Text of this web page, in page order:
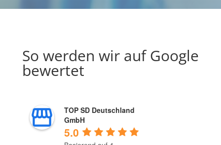
So werden wir auf Google
bewertet
TOP SD Deutschland
GmbH
5.0